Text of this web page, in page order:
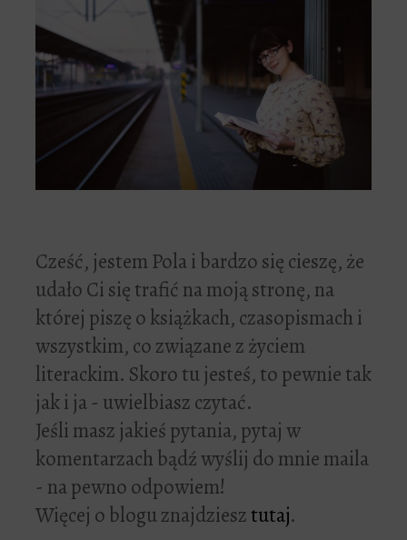
Cześć, jestem Pola i bardzo się cieszę, że
udało Ci się trafić na moją stronę, na
której piszę o książkach, czasopismach i
wszystkim, co związane z życiem
literackim. Skoro tu jesteś, to pewnie tak
jak i ja - uwielbiasz czytać.
Jeśli masz jakieś pytania, pytaj w
komentarzach bądź wyślij do mnie maila
- na pewno odpowiem!
Więcej o blogu znajdziesztutaj.